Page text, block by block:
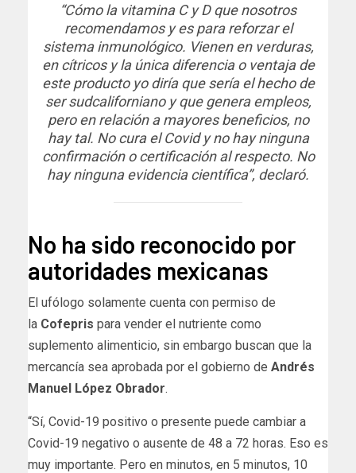
“Cómo la vitamina C y D que nosotros
recomendamos y es para reforzar el
sistema inmunológico. Vienen en verduras,
en cítricos y la única diferencia o ventaja de
este producto yo diría que sería el hecho de
ser sudcaliforniano y que genera empleos,
pero en relación a mayores beneficios, no
hay tal. No cura el Covid y no hay ninguna
confirmación o certificación al respecto. No
hay ninguna evidencia científica”, declaró.
No ha sido reconocido por
autoridades mexicanas
El ufólogo solamente cuenta con permiso de
la Cofepris para vender el nutriente como
suplemento alimenticio, sin embargo buscan que la
mercancía sea aprobada por el gobierno de Andrés
Manuel López Obrador.
“Sí, Covid-19 positivo o presente puede cambiar a
Covid-19 negativo o ausente de 48 a 72 horas. Eso es
muy importante. Pero en minutos, en 5 minutos, 10